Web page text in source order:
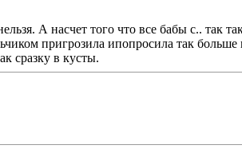
А насчет того что все бабы с.. так
пригрозила ипопросила так больше
сразку в кусты.